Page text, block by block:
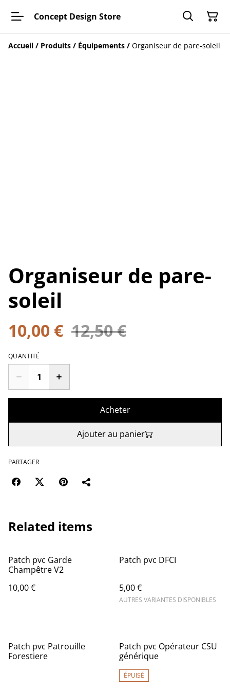
Concept Design Store
Accueil / Produits / Équipements / Organiseur de pare-soleil
Organiseur de pare-
soleil
10,00 € 12,50 €
QUANTITÉ
Acheter
Ajouter au panier
PARTAGER
Related items
Patch pvc Garde
Champêtre V2
10,00 €
Patch pvc DFCI
5,00 €
AUTRES VARIANTES DISPONIBLES
%
Patch pvc Patrouille
Forestiere
Patch pvc Opérateur CSU
générique
ÉPUISÉ